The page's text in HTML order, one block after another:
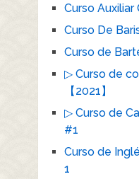
Curso
Curso De
Curso de
▷ Curso de
【2021】
▷ Curso de
#1
Curso de
1